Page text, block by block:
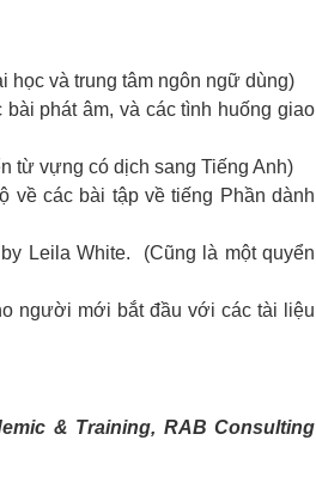
học và trung tâm ngôn ngữ dùng)
phát âm, và các tình huống giao
từ vựng có dịch sang Tiếng Anh)
về các bài tập về tiếng Phần dành
by Leila White. (Cũng là một quyển
người mới bắt đầu với các tài liệu
& Training, RAB Consulting